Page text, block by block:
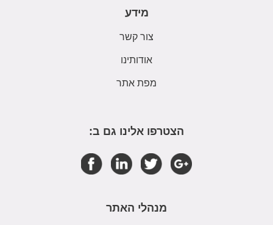
מידע
צור קשר
אודותינו
מפת אתר
הצטרפו אלינו גם ב:
מנהלי האתר